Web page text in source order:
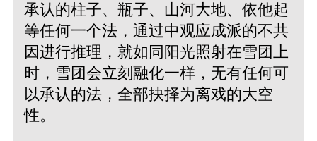
承认的柱子、瓶子、山河大地、依他起
等任何一个法，通过中观应成派的不共
因进行推理，就如同阳光照射在雪团上
时，雪团会立刻融化一样，无有任何可
以承认的法，全部抉择为离戏的大空
性。